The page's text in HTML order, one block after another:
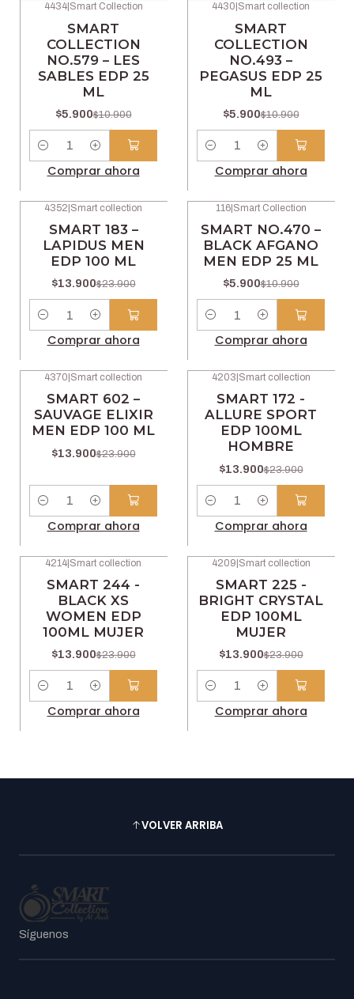
4434| Smart Collection
SMART
COLLECTION
NO.579 – LES
SABLES EDP 25
ML
$5.900$10.900
Cantidad
Comprar ahora
4430 Smart collection
SMART
COLLECTION
NO.493 –
PEGASUS EDP 25
ML
$5.900$10.900
Cantidad
Comprar ahora
4352|Smart collection
SMART 183 –
LAPIDUS MEN
EDP 100 ML
$13.900$23.900
Comprar ahora
116|Smart Collection
SMART NO.470 –
BLACK AFGANO
MEN EDP 25 ML
$5.900$10.900
Comprar ahora
4370 Smart collection
SMART 602 –
SAUVAGE ELIXIR
MEN EDP 100 ML
$13.900$23.900
Cantidad
Comprar ahora
4203 Smart collection
SMART 172 -
ALLURE SPORT
EDP 100ML
HOMBRE
$13.900$23.900
Cantidad
Comprar ahora
4214|Smart collection
SMART 244 -
BLACK XS
WOMEN EDP
100ML MUJER
$13.900$23.900
Cantidad
Comprar ahora
4209|Smart collection
SMART 225 -
BRIGHT CRYSTAL
EDP 100ML
MUJER
$13.900$23.900
Cantidad
Comprar ahora
VOLVER ARRIBA
Síguenos